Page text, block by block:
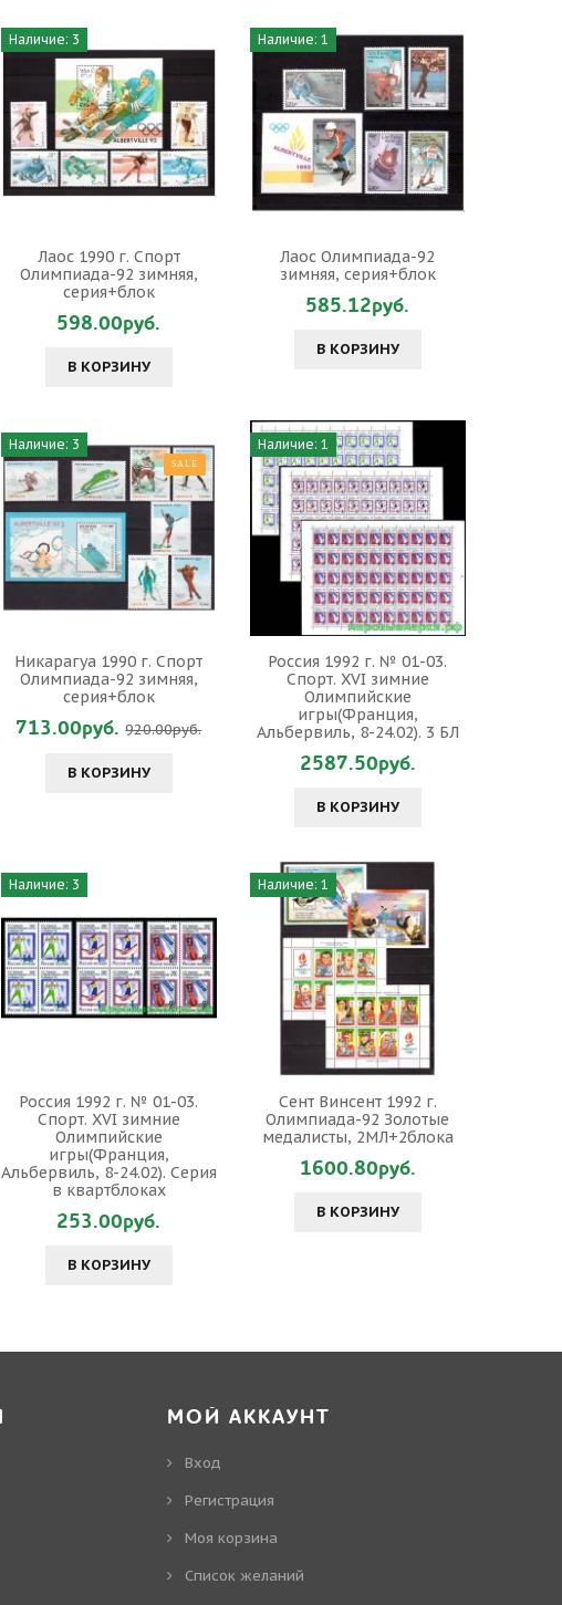
Наличие: 3
Лаос 1990 г. Спорт
Олимпиада-92 зимняя,
серия+блок
598.00руб.
В КОРЗИНУ
Наличие: 1
Лаос Олимпиада-92
зимняя, серия+блок
585.12руб.
В КОРЗИНУ
Наличие: 3
SALE
Никарагуа 1990 г. Спорт
Олимпиада-92 зимняя,
серия+блок
713.00руб. 920.00руб.
В КОРЗИНУ
Наличие: 1
Россия 1992 г. № 01-03.
Спорт. XVI зимние
Олимпийские
игры(Франция,
Альбервиль, 8-24.02). 3 БЛ
2587.50руб.
В КОРЗИНУ
Наличие: 3
Россия 1992 г. № 01-03.
Спорт. XVI зимние
Олимпийские
игры(Франция,
Альбервиль, 8-24.02). Серия
в квартблоках
253.00руб.
В КОРЗИНУ
Наличие: 1
Сент Винсент 1992 г.
Олимпиада-92 Золотые
медалисты, 2МЛ+2блока
1600.80руб.
В КОРЗИНУ
МОЙ АККАУНТ
Вход
Регистрация
Моя корзина
Cписок желаний